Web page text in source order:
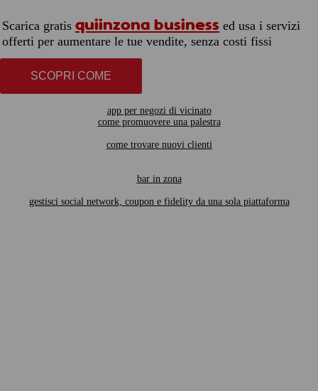
Scarica gratis quiinzona business ed usa i servizi
offerti per aumentare le tue vendite, senza costi fissi
SCOPRI COME
app per negozi di vicinato
come promuovere una palestra
come trovare nuovi clienti
bar in zona
gestisci social network, coupon e fidelity da una sola piattaforma